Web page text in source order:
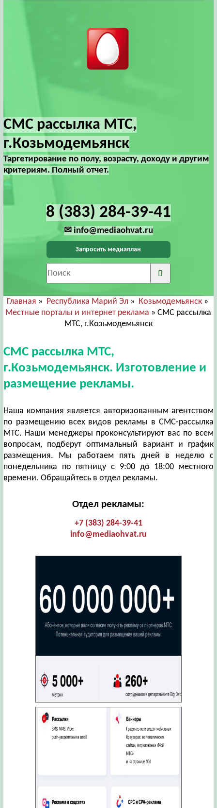
СМС рассылка МТС,
г.Козьмодемьянск
Таргетирование по полу, возрасту, доходу и другим
критериям. Полный отчет.
8 (383) 284-39-41
✉ info@mediaohvat.ru
Запросить медиаплан
Главная » Республика Марий Эл » Козьмодемьянск»
Местные порталы и интернет реклама » СМС рассылка
МТС, г.Козьмодемьянск
СМС рассылка МТС,
г.Козьмодемьянск. Изготовление и
размещение рекламы.
Наша компания является авторизованным агентством
по размещению всех видов рекламы в СМС-рассылка
МТС. Наши менеджеры проконсультируют вас по всем
вопросам, подберут оптимальный вариант и график
размещения. Мы работаем пять дней в неделю с
понедельника по пятницу с 9:00 до 18:00 местного
времени. Обращайтесь в отдел рекламы.
Отдел рекламы:
+7 (383) 284-39-41
info@mediaohvat.ru